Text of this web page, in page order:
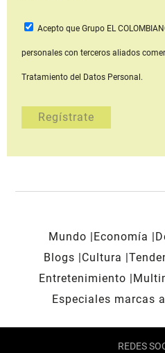
Acepto que Grupo EL
personales con terceros aliados
Tratamiento del Datos Personal.
Mundo Economía
Blogs
Cultura
Entretenimiento
Especiales marcas
REDES